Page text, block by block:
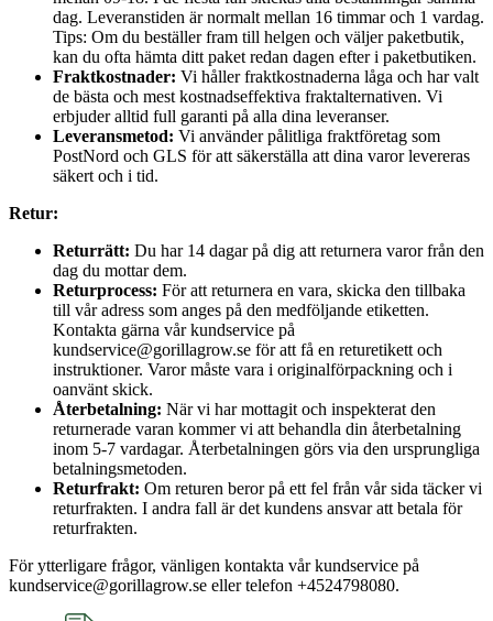
dag. Leveranstiden är normalt mellan 16 timmar och 1 vardag.
Tips: Om du beställer fram till helgen och väljer paketbutik,
kan du ofta hämta ditt paket redan dagen efter i paketbutiken.
Fraktkostnader: Vi håller fraktkostnaderna låga och har valt
de bästa och mest kostnadseffektiva fraktalternativen. Vi
erbjuder alltid full garanti på alla dina leveranser.
Leveransmetod: Vi använder pålitliga fraktföretag som
PostNord och GLS för att säkerställa att dina varor levereras
säkert och i tid.
Retur:
Returrätt: Du har 14 dagar på dig att returnera varor från den
dag du mottar dem.
Returprocess: För att returnera en vara, skicka den tillbaka
till vår adress som anges på den medföljande etiketten.
Kontakta gärna vår kundservice på
kundservice@gorillagrow.se för att få en returetikett och
instruktioner. Varor måste vara i originalförpackning och i
oanvänt skick.
Återbetalning: När vi har mottagit och inspekterat den
returnerade varan kommer vi att behandla din återbetalning
inom 5-7 vardagar. Återbetalningen görs via den ursprungliga
betalningsmetoden.
Returfrakt: Om returen beror på ett fel från vår sida täcker vi
returfrakten. I andra fall är det kundens ansvar att betala för
returfrakten.
För ytterligare frågor, vänligen kontakta vår kundservice på
kundservice@gorillagrow.se eller telefon +4524798080.